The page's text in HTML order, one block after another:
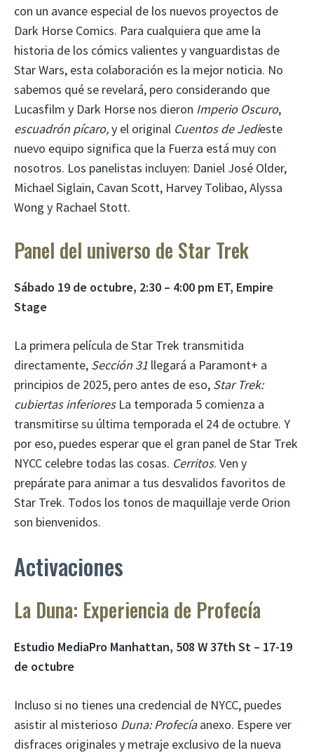
con un avance especial de los nuevos proyectos de
Dark Horse Comics. Para cualquiera que ame la
historia de los cómics valientes y vanguardistas de
Star Wars, esta colaboración es la mejor noticia. No
sabemos qué se revelará, pero considerando que
Lucasfilm y Dark Horse nos dieron Imperio Oscuro,
escuadrón pícaro,y el original Cuentos de Jedieste
nuevo equipo significa que la Fuerza está muy con
nosotros. Los panelistas incluyen: Daniel José Older,
Michael Siglain, Cavan Scott, Harvey Tolibao, Alyssa
Wong y Rachael Stott.
Panel del universo de Star Trek
Sábado 19 de octubre, 2:30 – 4:00 pm ET, Empire
Stage
La primera película de Star Trek transmitida
directamente, Sección 31 llegará a Paramont+ a
principios de 2025, pero antes de eso, Star Trek:
cubiertas inferioresLa temporada 5 comienza a
transmitirse su última temporada el 24 de octubre. Y
por eso, puedes esperar que el gran panel de Star Trek
NYCC celebre todas las cosas. Cerritos. Ven y
prepárate para animar a tus desvalidos favoritos de
Star Trek. Todos los tonos de maquillaje verde Orion
son bienvenidos.
Activaciones
La Duna: Experiencia de Profecía
Estudio MediaPro Manhattan, 508 W 37th St – 17-19
de octubre
Incluso si no tienes una credencial de NYCC, puedes
asistir al misterioso Duna: Profecíaanexo. Espere ver
disfraces originales y metraje exclusivo de la nueva